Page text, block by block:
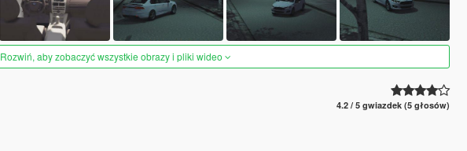
Rozwiń, aby zobaczyć wszystkie obrazy i pliki wideo
4.2 / 5 gwiazdek (5 głosów)